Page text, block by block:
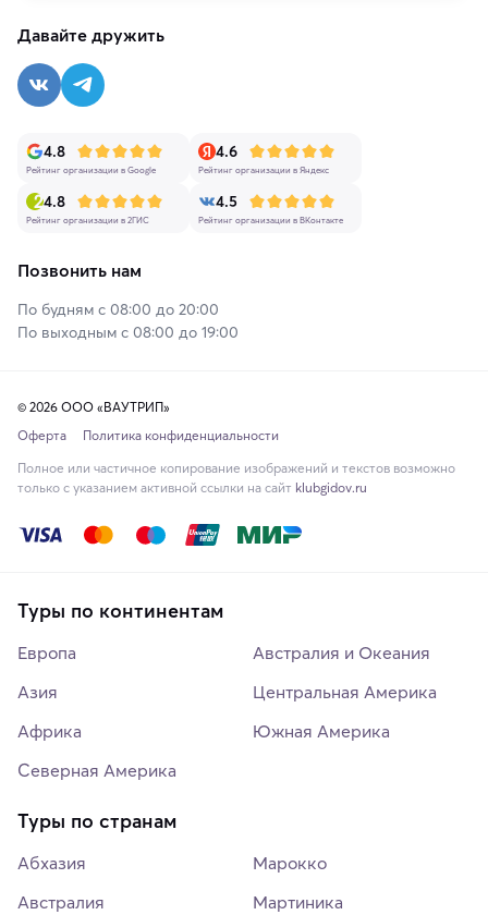
Давайте дружить
4.8
Рейтинг организации в Google
4.6
Рейтинг организации в Яндекс
4.8
Рейтинг организации в 2ГИС
4.5
Рейтинг организации в ВКонтакте
Позвонить нам
По будням с 08:00 до 20:00
По выходным с 08:00 до 19:00
© 2026 ООО «ВАУТРИП»
Оферта
Политика конфиденциальности
Полное или частичное копирование изображений и текстов возможно
только с указанием активной ссылки на сайт klubgidov.ru
Туры по континентам
Европа
Азия
Африка
Северная Америка
Австралия и Океания
Центральная Америка
Южная Америка
Туры по странам
Абхазия
Австралия
Марокко
Мартиника